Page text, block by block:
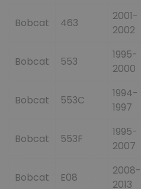
Bobcat 463
2001-
2002
Bobcat 553
1995-
2000
Bobcat 553C
1994-
1997
Bobcat 553F
1995-
2007
Bobcat E08
2008-
2013